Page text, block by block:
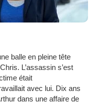
balle en pleine tête
L’assassin s’est
était
avec lui. Dix ans
dans une affaire de